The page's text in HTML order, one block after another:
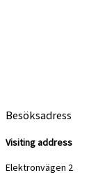
Besöksadress
Visiting address
Elektronvägen 2